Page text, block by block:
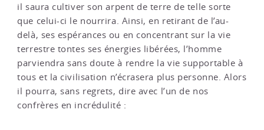
il saura cultiver son arpent de terre de telle sorte
que celui-ci le nourrira. Ainsi, en retirant de l’au-
delà, ses espérances ou en concentrant sur la vie
terrestre tontes ses énergies libérées, l’homme
parviendra sans doute à rendre la vie supportable à
tous et la civilisation n’écrasera plus personne. Alors
il pourra, sans regrets, dire avec l’un de nos
confrères en incrédulité :